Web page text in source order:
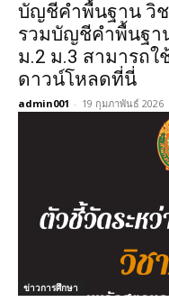
บัญชีคำพื้นฐาน วิช
รวมบัญชีคำพื้นฐา
ม.2 ม.3 สามารถใ
ดาวน์โหลดที่นี่
admin001 - 19 กุมภาพันธ์ 2026
ข่าวการศึกษา